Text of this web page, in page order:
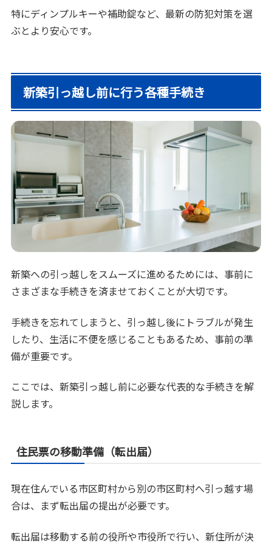
特にディンプルキーや補助錠など、最新の防犯対策を選
ぶとより安心です。
新築引っ越し前に行う各種手続き
新築への引っ越しをスムーズに進めるためには、事前に
さまざまな手続きを済ませておくことが大切です。
手続きを忘れてしまうと、引っ越し後にトラブルが発生
したり、生活に不便を感じることもあるため、事前の準
備が重要です。
ここでは、新築引っ越し前に必要な代表的な手続きを解
説します。
住民票の移動準備（転出届）
現在住んでいる市区町村から別の市区町村へ引っ越す場
合は、まず転出届の提出が必要です。
転出届は移動する前の役所や市役所で行い、新住所が決